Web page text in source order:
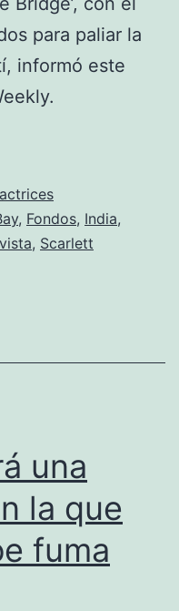
para paliar la
informó este
, Fondos, India,
, Scarlett
una
la que
fuma